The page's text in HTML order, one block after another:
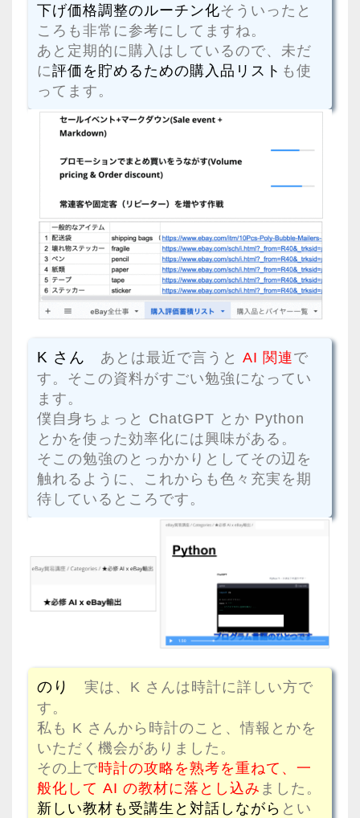
下げ価格調整のルーチン化そういったと
ころも非常に参考にしてますね。
あと定期的に購入はしているので、未だ
に評価を貯めるための購入品リスト も使
ってます。
K さん あとは最近で言うと AI 関連で
す。そこの資料がすごい勉強になってい
ます。
僕自身ちょっと ChatGPT とか Python
とかを使った効率化には興味がある。
そこの勉強のとっかかりとしてその辺を
触れるように、これからも色々充実を期
待しているところです。
のり
実は、K さんは時計に詳しい方で
す。
私も K さんから時計のこと、情報とかを
いただく機会がありました。
その上で時計の攻略を熟考を重ねて、一
般化して AI の教材に落とし込み ました。
新しい教材も受講生と対話しながら とい